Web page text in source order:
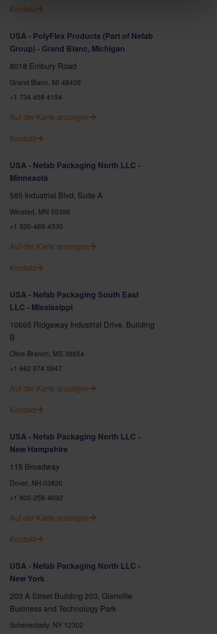
Kontakt
USA - PolyFlex Products (Part of Nefab
Group) - Grand Blanc, Michigan
8018 Embury Road
Grand Blanc, MI 48439
+1 734 458 4194
Auf der Karte anzeigen
Kontakt
USA - Nefab Packaging North LLC -
Minnesota
585 Industrial Blvd, Suite A
Winsted, MN 55395
+1 320-469-4330
Auf der Karte anzeigen
Kontakt
USA - Nefab Packaging South East
LLC - Mississippi
10665 Ridgeway Industrial Drive, Building
B
Olive Branch, MS 38654
+1 662 874 5947
Auf der Karte anzeigen
Kontakt
USA - Nefab Packaging North LLC -
New Hampshire
115 Broadway
Dover, NH 03820
+1 800-258-4692
Auf der Karte anzeigen
Kontakt
USA - Nefab Packaging North LLC -
New York
203 A Street Building 203, Glenville
Business and Technology Park
Schenectady, NY 12302